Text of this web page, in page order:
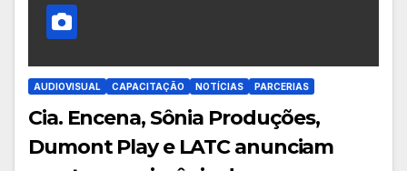
AUDIOVISUAL CAPACITAÇÃO NOTÍCIAS PARCERIAS
Cia. Encena, Sônia Produções,
Dumont Play e LATC anunciam